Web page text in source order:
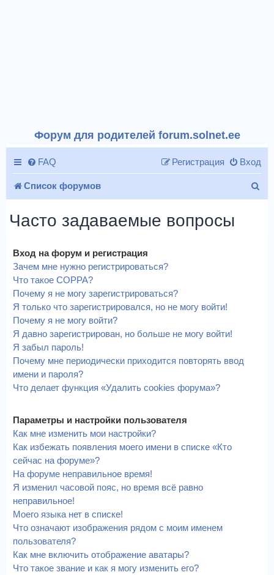
Форум для родителей forum.solnet.ee
FAQ Вход
Регистрация
Список форумов
Часто задаваемые вопросы
Вход на форум и регистрация
Зачем мне нужно регистрироваться?
Что такое COPPA?
Почему я не могу зарегистрироваться?
Я только что зарегистрировался, но не могу войти!
Почему я не могу войти?
Я давно зарегистрирован, но больше не могу войти!
Я забыл пароль!
Почему мне периодически приходится повторять ввод
имени и пароля?
Что делает функция «Удалить cookies форума»?
Параметры и настройки пользователя
Как мне изменить мои настройки?
Как избежать появления моего имени в списке «Кто
сейчас на форуме»?
На форуме неправильное время!
Я изменил часовой пояс, но время всё равно
неправильное!
Моего языка нет в списке!
Что означают изображения рядом с моим именем
пользователя?
Как мне включить отображение аватары?
Что такое звание и как я могу изменить его?